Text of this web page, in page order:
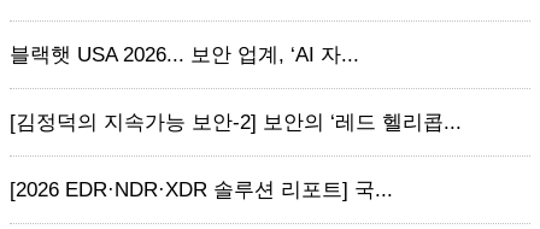
블랙햇 USA 2026... 보안 업계, ‘AI 자...
[김정덕의 지속가능 보안-2] 보안의 ‘레드 헬리콥...
[2026 EDR·NDR·XDR 솔루션 리포트] 국...